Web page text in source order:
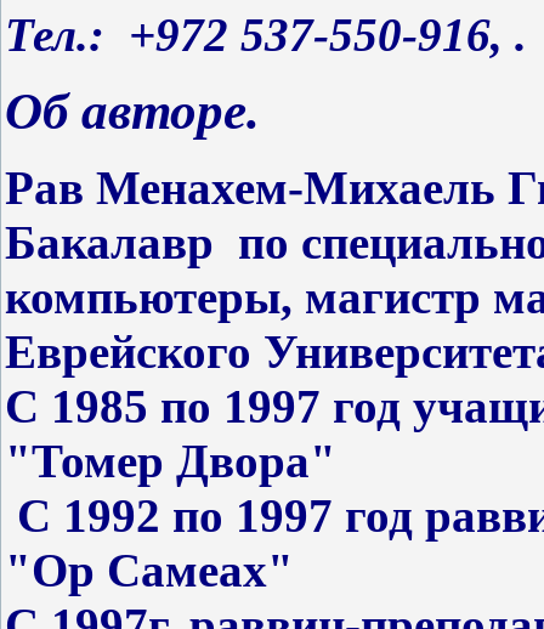
Тел.: +972 537-550-916, .
Об авторе.
Рав Менахем-Михаель
Бакалавр по
компьютеры, магистр
Еврейского
С 1985 по 1997 год
"Томер Двора"
С 1992 по 1997 год
"Ор Самеах"